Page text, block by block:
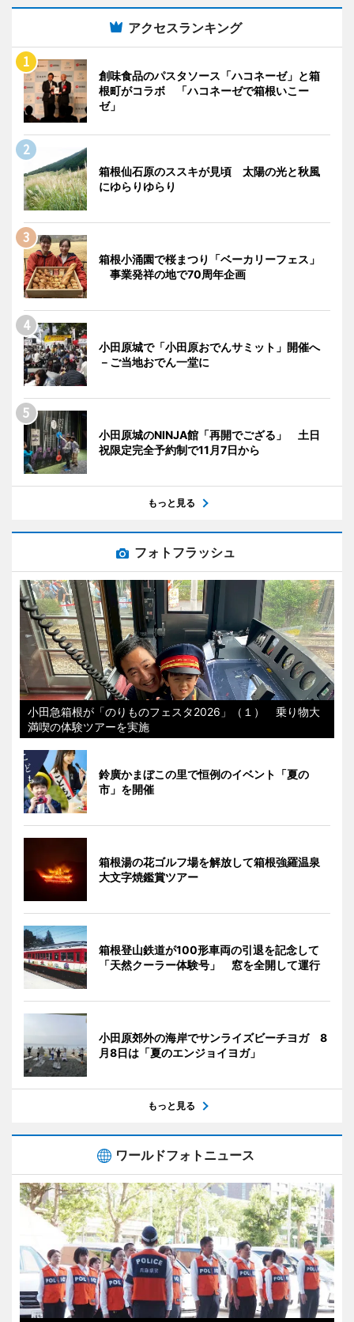
アクセスランキング
創味食品のパスタソース「ハコネーゼ」と箱
根町がコラボ 「ハコネーゼで箱根いこー
ゼ」
箱根仙石原のススキが見頃 太陽の光と秋風
にゆらりゆらり
箱根小涌園で桜まつり「ベーカリーフェス」
事業発祥の地で70周年企画
小田原城で「小田原おでんサミット」開催へ
－ご当地おでん一堂に
小田原城のNINJA館「再開でござる」 土日
祝限定完全予約制で11月7日から
もっと見る
フォトフラッシュ
小田急箱根が「のりものフェスタ2026」（１） 乗り物大
満喫の体験ツアーを実施
鈴廣かまぼこの里で恒例のイベント「夏の
市」を開催
箱根湯の花ゴルフ場を解放して箱根強羅温泉
大文字焼鑑賞ツアー
箱根登山鉄道が100形車両の引退を記念して
「天然クーラー体験号」 窓を全開して運行
小田原郊外の海岸でサンライズビーチヨガ 8
月8日は「夏のエンジョイヨガ」
もっと見る
ワールドフォトニュース